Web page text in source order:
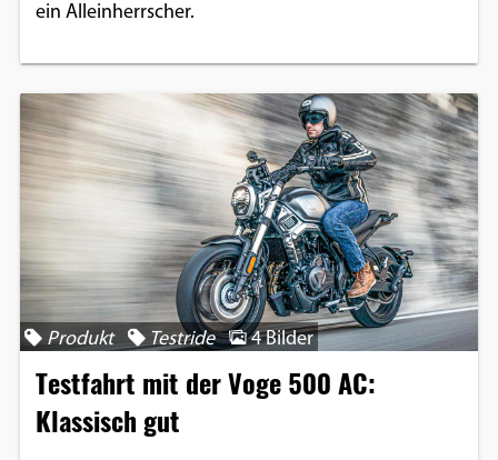
ein Alleinherrscher.
Produkt Testride 4 Bilder
Testfahrt mit der Voge 500 AC:
Klassisch gut